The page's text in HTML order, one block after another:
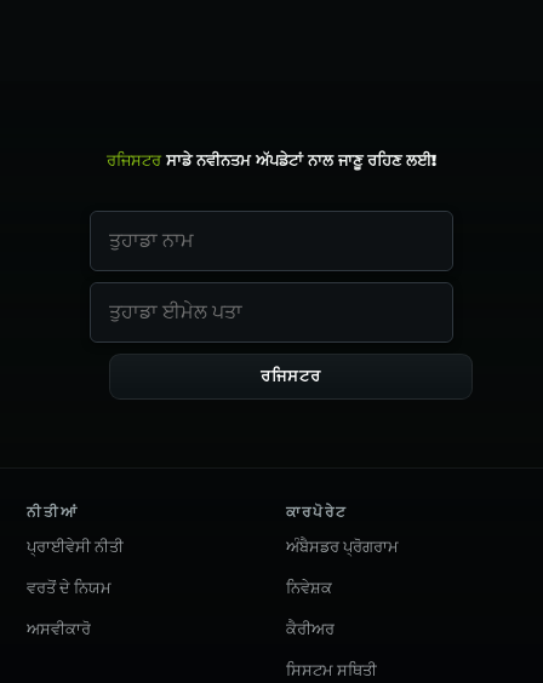
ਰਜਿਸਟਰ ਸਾਡੇ ਨਵੀਨਤਮ ਅੱਪਡੇਟਾਂ ਨਾਲ ਜਾਣੂ ਰਹਿਣ ਲਈ!
ਰਜਿਸਟਰ
ਨੀਤੀਆਂ
ਪ੍ਰਾਈਵੇਸੀ ਨੀਤੀ
ਵਰਤੋਂ ਦੇ ਨਿਯਮ
ਅਸਵੀਕਾਰੋ
ਕਾਰਪੋਰੇਟ
ਅੰਬੈਸਡਰ ਪ੍ਰੋਗਰਾਮ
ਨਿਵੇਸ਼ਕ
ਕੈਰੀਅਰ
ਸਿਸਟਮ ਸਥਿਤੀ